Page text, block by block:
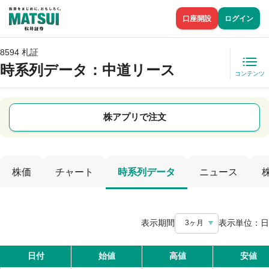
口座開設 ログイン
8594 札証
時系列データ ：中道リース コンテンツ
株アプリで注文
株価 チャート 時系列データ ニュース
表示期間 3ヶ月 表示単位： 日
日付 始値 高値 安値